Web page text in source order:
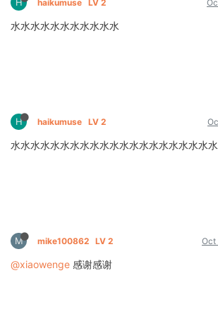
haikumuse LV 2
水水水水水水水水水水水
H haikumuse LV 2
水水水水水水水水水水水水水水水水水水水水
M mike100862 LV 2 Oct
@xiaowenge 感谢感谢